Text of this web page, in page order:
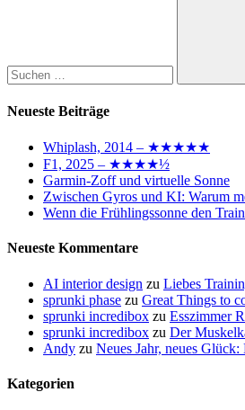
Neueste Beiträge
Whiplash, 2014 – ★★★★★
F1, 2025 – ★★★★½
Garmin-Zoff und virtuelle Sonne
Zwischen Gyros und KI: Warum
Wenn die Frühlingssonne den
Neueste Kommentare
AI interior design zu Liebes
sprunki phase zu Great Things to
sprunki incredibox zu Esszimmer
sprunki incredibox zu Der
Andy zu Neues Jahr, neues
Kategorien